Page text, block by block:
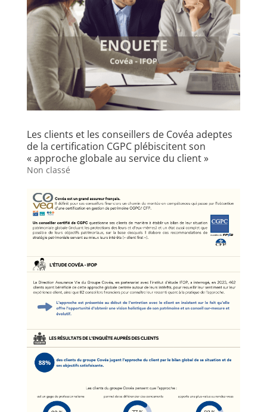
Les clients et les conseillers de Covéa adeptes
de la certification CGPC plébiscitent son
« approche globale au service du client »
Non classé